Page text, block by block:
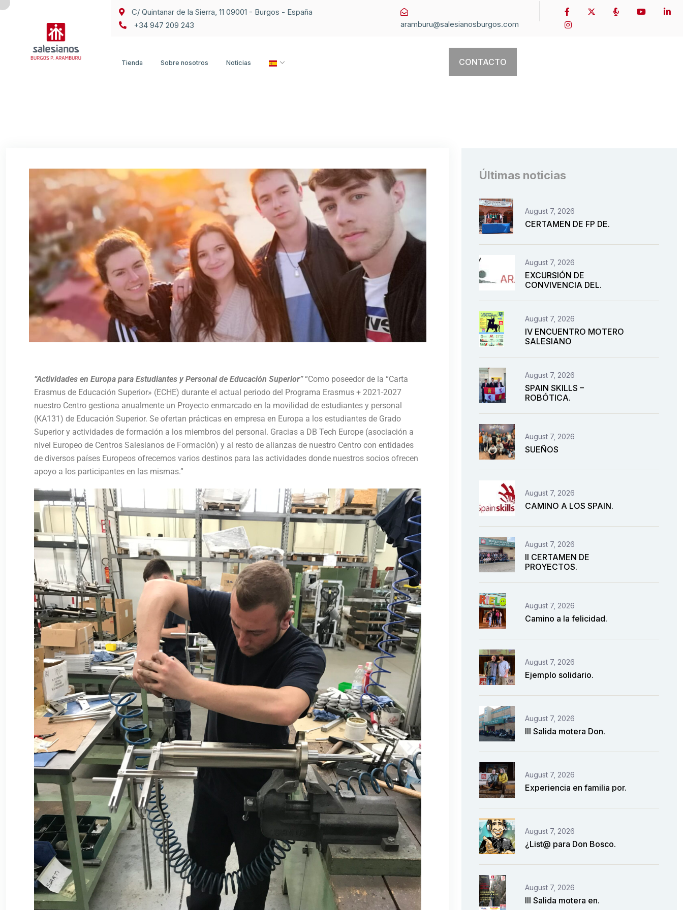
C/ Quintanar de la Sierra, 11 09001 - Burgos - España
+34 947 209 243
aramburu@salesianosburgos.com
Tienda Sobre nosotros Noticias CONTACTO
“Actividades en Europa para Estudiantes y Personal de Educación Superior”“Como poseedor de la “Carta
Erasmus de Educación Superior» (ECHE) durante el actual periodo del Programa Erasmus + 2021-2027
nuestro Centro gestiona anualmente un Proyecto enmarcado en la movilidad de estudiantes y personal
(KA131) de Educación Superior. Se ofertan prácticas en empresa en Europa a los estudiantes de Grado
Superior y actividades de formación a los miembros del personal. Gracias a DB Tech Europe (asociación a
nivel Europeo de Centros Salesianos de Formación) y al resto de alianzas de nuestro Centro con entidades
de diversos países Europeos ofrecemos varios destinos para las actividades donde nuestros socios ofrecen
apoyo a los participantes en las mismas.”
Últimas noticias
August 7, 2026
CERTAMEN DE FP DE.
August 7, 2026
EXCURSIÓN DE
CONVIVENCIA DEL.
August 7, 2026
IV ENCUENTRO MOTERO
SALESIANO
August 7, 2026
SPAIN SKILLS –
ROBÓTICA.
August 7, 2026
SUEÑOS
August 7, 2026
CAMINO A LOS SPAIN.
August 7, 2026
II CERTAMEN DE
PROYECTOS.
August 7, 2026
Camino a la felicidad.
August 7, 2026
Ejemplo solidario.
August 7, 2026
III Salida motera Don.
August 7, 2026
Experiencia en familia por.
August 7, 2026
¿List@ para Don Bosco.
August 7, 2026
III Salida motera en.